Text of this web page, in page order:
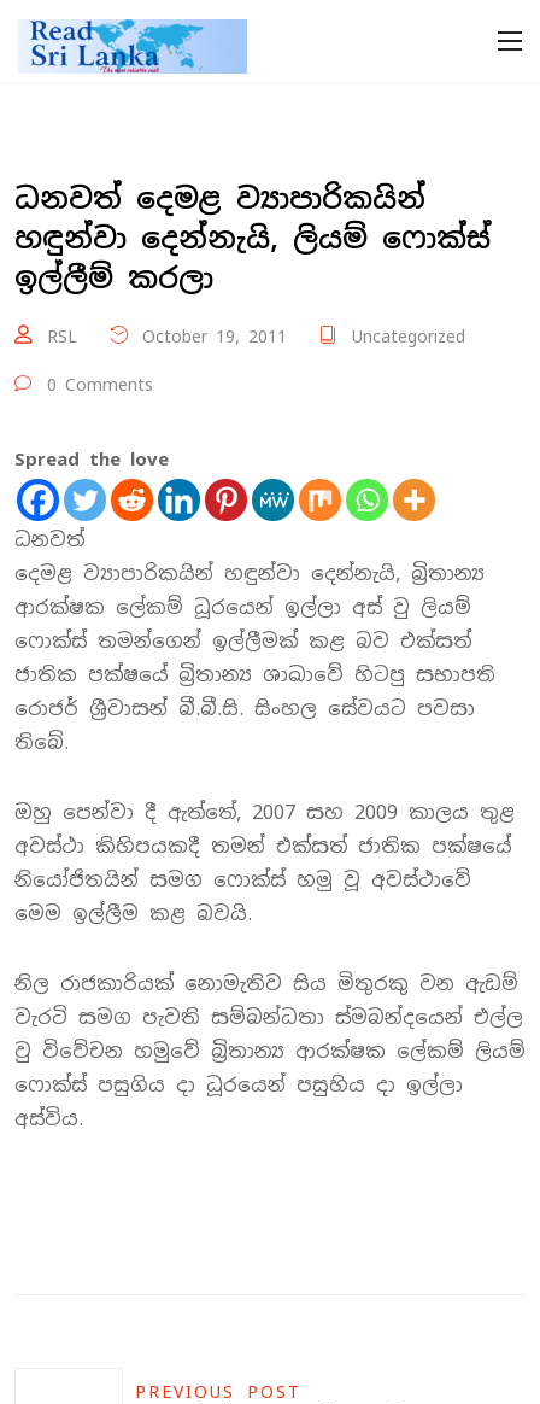
ධනවත් දෙමළ ව්‍යාපාරිකයින්
හඳුන්වා දෙන්නැයි, ලියම් ෆොක්ස්
ඉල්ලීම් කරලා
RSL October 19, 2011 Uncategorized
0 Comments
Spread the love
ධනවත්
දෙමළ ව්‍යාපාරිකයින් හඳුන්වා දෙන්නැයි, බ්‍රිතාන්‍ය
ආරක්ෂක ලේකම් ධූරයෙන් ඉල්ලා අස් වු ලියම්
ෆොක්ස් තමන්ගෙන් ඉල්ලීමක් කළ බව එක්සත්
ජාතික පක්ෂයේ බ්‍රිතාන්‍ය ශාඛාවේ හිටපු සභාපති
රොජර් ශ්‍රීවාසන් බී.බී.සි. සිංහල සේවයට පවසා
තිබේ.
ඔහු පෙන්වා දී ඇත්තේ, 2007 සහ 2009 කාලය තුළ
අවස්ථා කිහිපයකදී තමන් එක්සත් ජාතික පක්ෂයේ
නියෝජිතයින් සමග ෆොක්ස් හමු වූ අවස්ථාවේ
මෙම ඉල්ලීම කළ බවයි.
නිල රාජකාරියක් නොමැතිව සිය මිතු‍රකු වන ඇඩම්
වැරටි සමග පැවති සම්බන්ධතා ස්මබන්දයෙන් එල්ල
වු විවේචන හමුවේ බ්‍රිතාන්‍ය ආරක්ෂක ලේකම් ලියම්
ෆොක්ස් පසුගිය දා ධූරයෙන් පසුහිය දා ඉල්ලා
අස්විය.
PREVIOUS POST